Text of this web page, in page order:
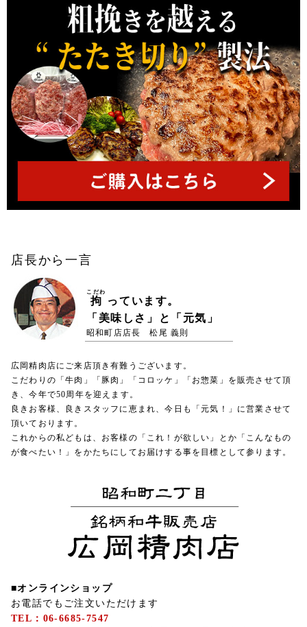
店長から一言
拘
こだわ
っています。
「美味しさ」と「元気」
昭和町店店長 松尾 義則
広岡精肉店にご来店頂き有難うございます。
こだわりの「牛肉」「豚肉」「コロッケ」「お惣菜」を販売させて頂
き、今年で50周年を迎えます。
良きお客様、良きスタッフに恵まれ、今日も「元気！」に営業させて
頂いております。
これからの私どもは、お客様の「これ！が欲しい」とか「こんなもの
が食べたい！」をかたちにしてお届けする事を目標として参ります。
■オンラインショップ
お電話でもご注文いただけます
TEL：06-6685-7547